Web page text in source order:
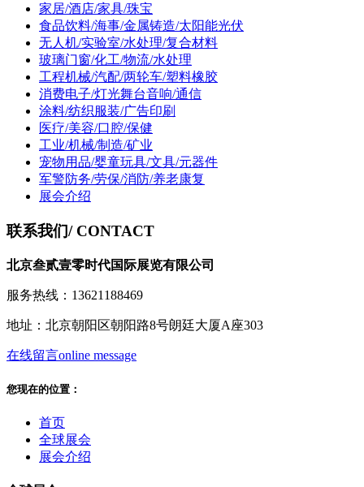
家居/酒店/家具/珠宝
食品饮料/海事/金属铸造/太阳能光伏
无人机/实验室/水处理/复合材料
玻璃门窗/化工/物流/水处理
工程机械/汽配/两轮车/塑料橡胶
消费电子/灯光舞台音响/通信
涂料/纺织服装/广告印刷
医疗/美容/口腔/保健
工业/机械/制造/矿业
宠物用品/婴童玩具/文具/元器件
军警防务/劳保/消防/养老康复
展会介绍
联系我们/ CONTACT
北京叁贰壹零时代国际展览有限公司
服务热线：13621188469
地址：北京朝阳区朝阳路8号朗廷大厦A座303
在线留言online message
您现在的位置：
首页
全球展会
展会介绍